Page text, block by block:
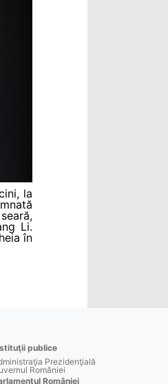
la
Li.
în
publice
Prezidenţială
României
României